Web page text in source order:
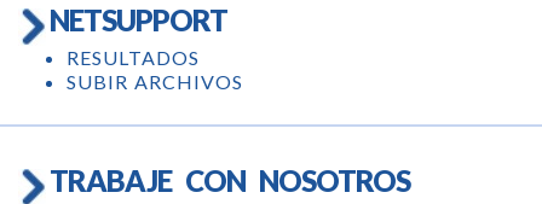
NETSUPPORT
RESULTADOS
SUBIR ARCHIVOS
TRABAJE CON NOSOTROS